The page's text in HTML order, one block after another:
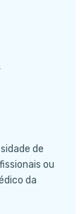
de
ou
da